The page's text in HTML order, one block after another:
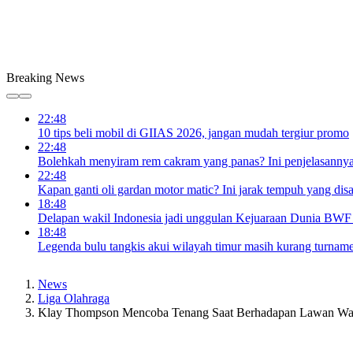
Breaking News
22:48
10 tips beli mobil di GIIAS 2026, jangan mudah tergiur promo
22:48
Bolehkah menyiram rem cakram yang panas? Ini penjelasannya
22:48
Kapan ganti oli gardan motor matic? Ini jarak tempuh yang
18:48
Delapan wakil Indonesia jadi unggulan Kejuaraan Dunia
18:48
Legenda bulu tangkis akui wilayah timur masih kurang
News
Liga Olahraga
Klay Thompson Mencoba Tenang Saat Berhadapan Lawan